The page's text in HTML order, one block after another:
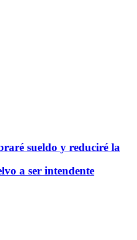
sueldo y reduciré la
a ser intendente